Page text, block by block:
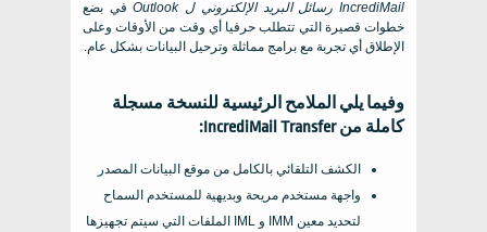
IncrediMailرسائل البريد الإلكتروني لOutlookفي بضع
خطوات قصيرة التي تتطلب حرفيا أي وقت من الأوقات وعلى
الإطلاق أي تجربة مع برامج مماثلة وترحيل البيانات بشكل عام.
وفيما يلي الملامح الرئيسية للنسخة مسجلة
كاملة منIncrediMail Transfer
:
الكشف التلقائي بالكامل من موقع البيانات المصدر
واجهة مستخدم مريحة وبديهية للمستخدم السماح
لتحديد معين IMM و IML
الملفات التي سيتم تجهيزها